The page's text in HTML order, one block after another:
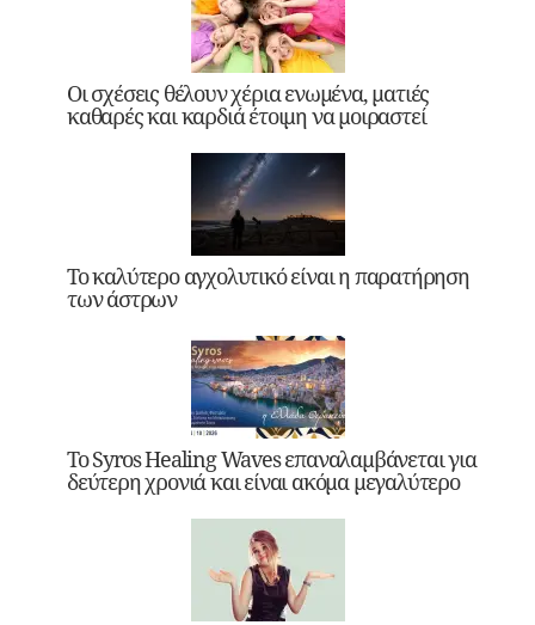
Οι σχέσεις θέλουν χέρια ενωμένα, ματιές
καθαρές και καρδιά έτοιμη να μοιραστεί
Το καλύτερο αγχολυτικό είναι η παρατήρηση
των άστρων
Το Syros Healing Waves επαναλαμβάνεται για
δεύτερη χρονιά και είναι ακόμα μεγαλύτερο